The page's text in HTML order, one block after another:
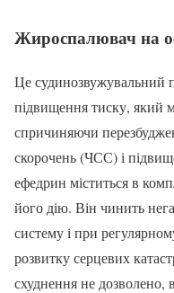
Жироспалювач на
Це судинозвужувальний
підвищення тиску, який
спричиняючи
скорочень (ЧСС) і
ефедрин міститься в
його дію. Він чинить
систему і при
розвитку серцевих
схуднення не дозволено,